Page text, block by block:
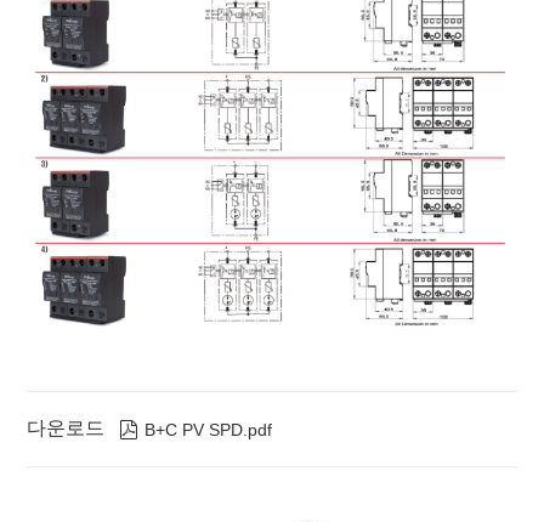
교류: 250V/0.5A; DC: 250V/0.1A; 125V/0.2A; 75V/0.5A
최대 연결
와이어의
크기
최대 1.5mm (또는 # 16AWG)
다운로드  B+C PV SPD.pdf